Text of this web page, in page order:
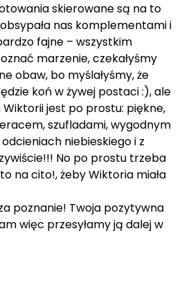
skierowane są na to
nas komplementami i
fajne – wszystkim
marzenie, czekałyśmy
obaw, bo myślałyśmy, że
koń w żywej postaci :), ale
jest po prostu: piękne,
szufladami, wygodnym
niebieskiego i z
No po prostu trzeba
na cito!, żeby Wiktoria miała
poznanie! Twoja pozytywna
więc przesyłamy ją dalej w